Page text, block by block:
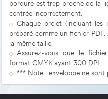
bordure est trop proche de la
centrée incorrectement.
Chaque projet (incluant les
préparé comme un fichier
la même taille.
Assurez-vous que le
format CMYK ayant 300 DPI.
*** Note : enveloppe ne sont